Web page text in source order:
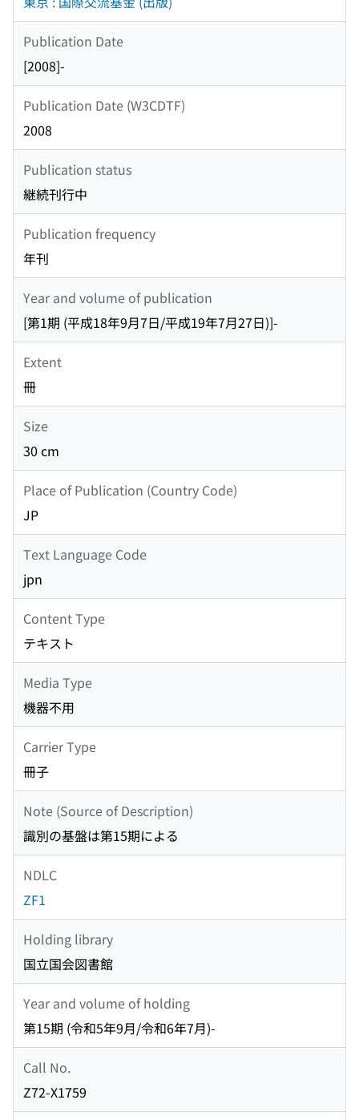
Publication Date
[2008]-
Publication Date (W3CDTF)
2008
Publication status
継続刊行中
Publication frequency
年刊
Year and volume of publication
[第1期 (平成18年9月7日/平成19年7月27日)]-
Extent
冊
Size
30 cm
Place of Publication (Country Code)
JP
Text Language Code
jpn
Content Type
テキスト
Media Type
機器不用
Carrier Type
冊子
Note (Source of Description)
識別の基盤は第15期による
NDLC
ZF1
Holding library
国立国会図書館
Year and volume of holding
第15期 (令和5年9月/令和6年7月)-
Call No.
Z72-X1759